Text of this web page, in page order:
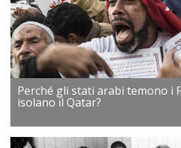
Perché gli stati arabi temono i
isolano il Qatar?